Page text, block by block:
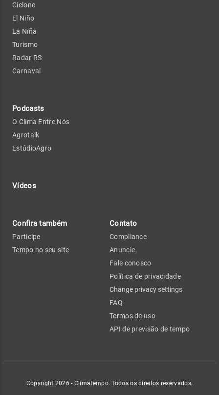
Ciclone
El Niño
La Niña
Turismo
Radar RS
Carnaval
Podcasts
O Clima Entre Nós
Agrotalk
EstúdioAgro
Vídeos
Confira também
Participe
Tempo no seu site
Contato
Compliance
Anuncie
Fale conosco
Política de privacidade
Change privacy settings
FAQ
Termos de uso
API de previsão de tempo
Copyright 2026 - Climatempo. Todos os direitos reservados.